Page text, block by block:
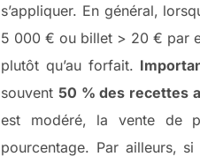
s’appliquer. En général,
5 000 € ou billet > 20 € par
plutôt qu’au forfait.
souvent 50 % des recettes
est modéré, la vente de
pourcentage. Par ailleurs,